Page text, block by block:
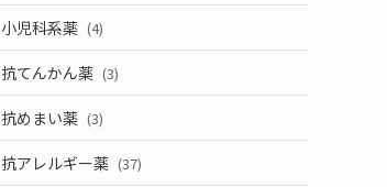
小児科系薬 (4)
抗てんかん薬 (3)
抗めまい薬 (3)
抗アレルギー薬 (37)